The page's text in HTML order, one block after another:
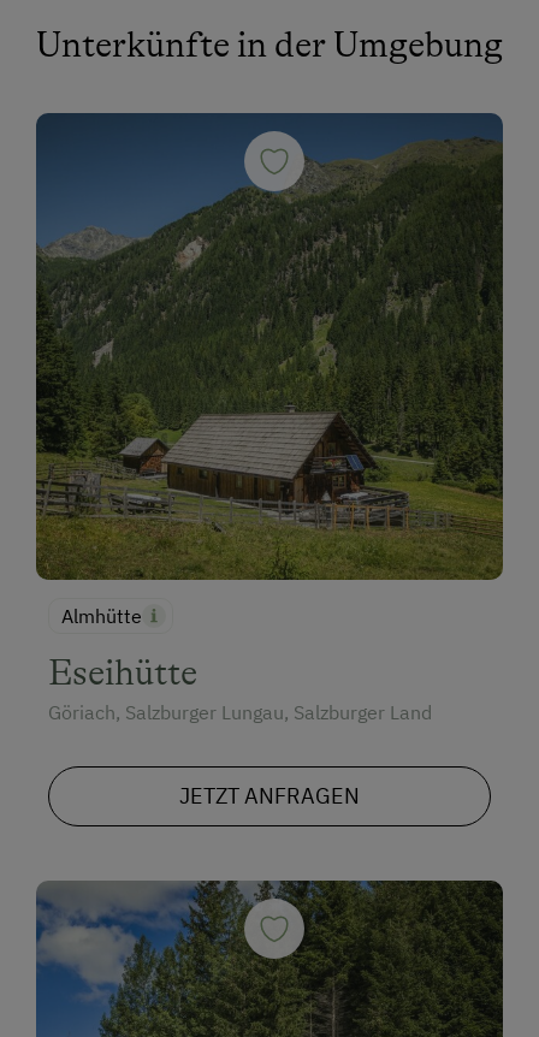
Unterkünfte in der Umgebung
Almhütte
Eseihütte
Göriach, Salzburger Lungau, Salzburger Land
JETZT ANFRAGEN